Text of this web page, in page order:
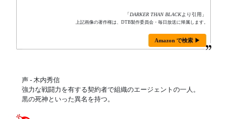
「DARKER THAN BLACKより引用」
上記画像の著作権は、DTB製作委員会・毎日放送に帰属します。
Amazon で検索 ▶
声 - 木内秀信
強力な戦闘力を有する契約者で組織のエージェントの一人。
黒の死神といった異名を持つ。